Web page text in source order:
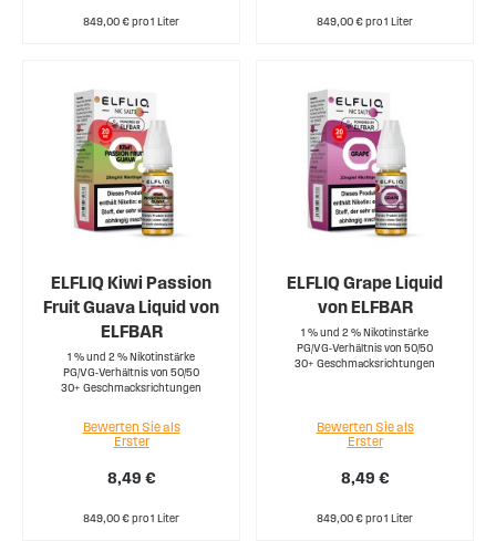
849,00 € pro 1 Liter 849,00 € pro 1 Liter
ELFLIQ Kiwi Passion
Fruit Guava Liquid von
ELFBAR
1 % und 2 % Nikotinstärke
PG/VG-Verhältnis von 50/50
30+ Geschmacksrichtungen
8,49 €
Bewerten Sie als
Erster
849,00 € pro 1 Liter
ELFLIQ Grape Liquid
von ELFBAR
1 % und 2 % Nikotinstärke
PG/VG-Verhältnis von 50/50
30+ Geschmacksrichtungen
8,49 €
Bewerten Sie als
Erster
849,00 € pro 1 Liter